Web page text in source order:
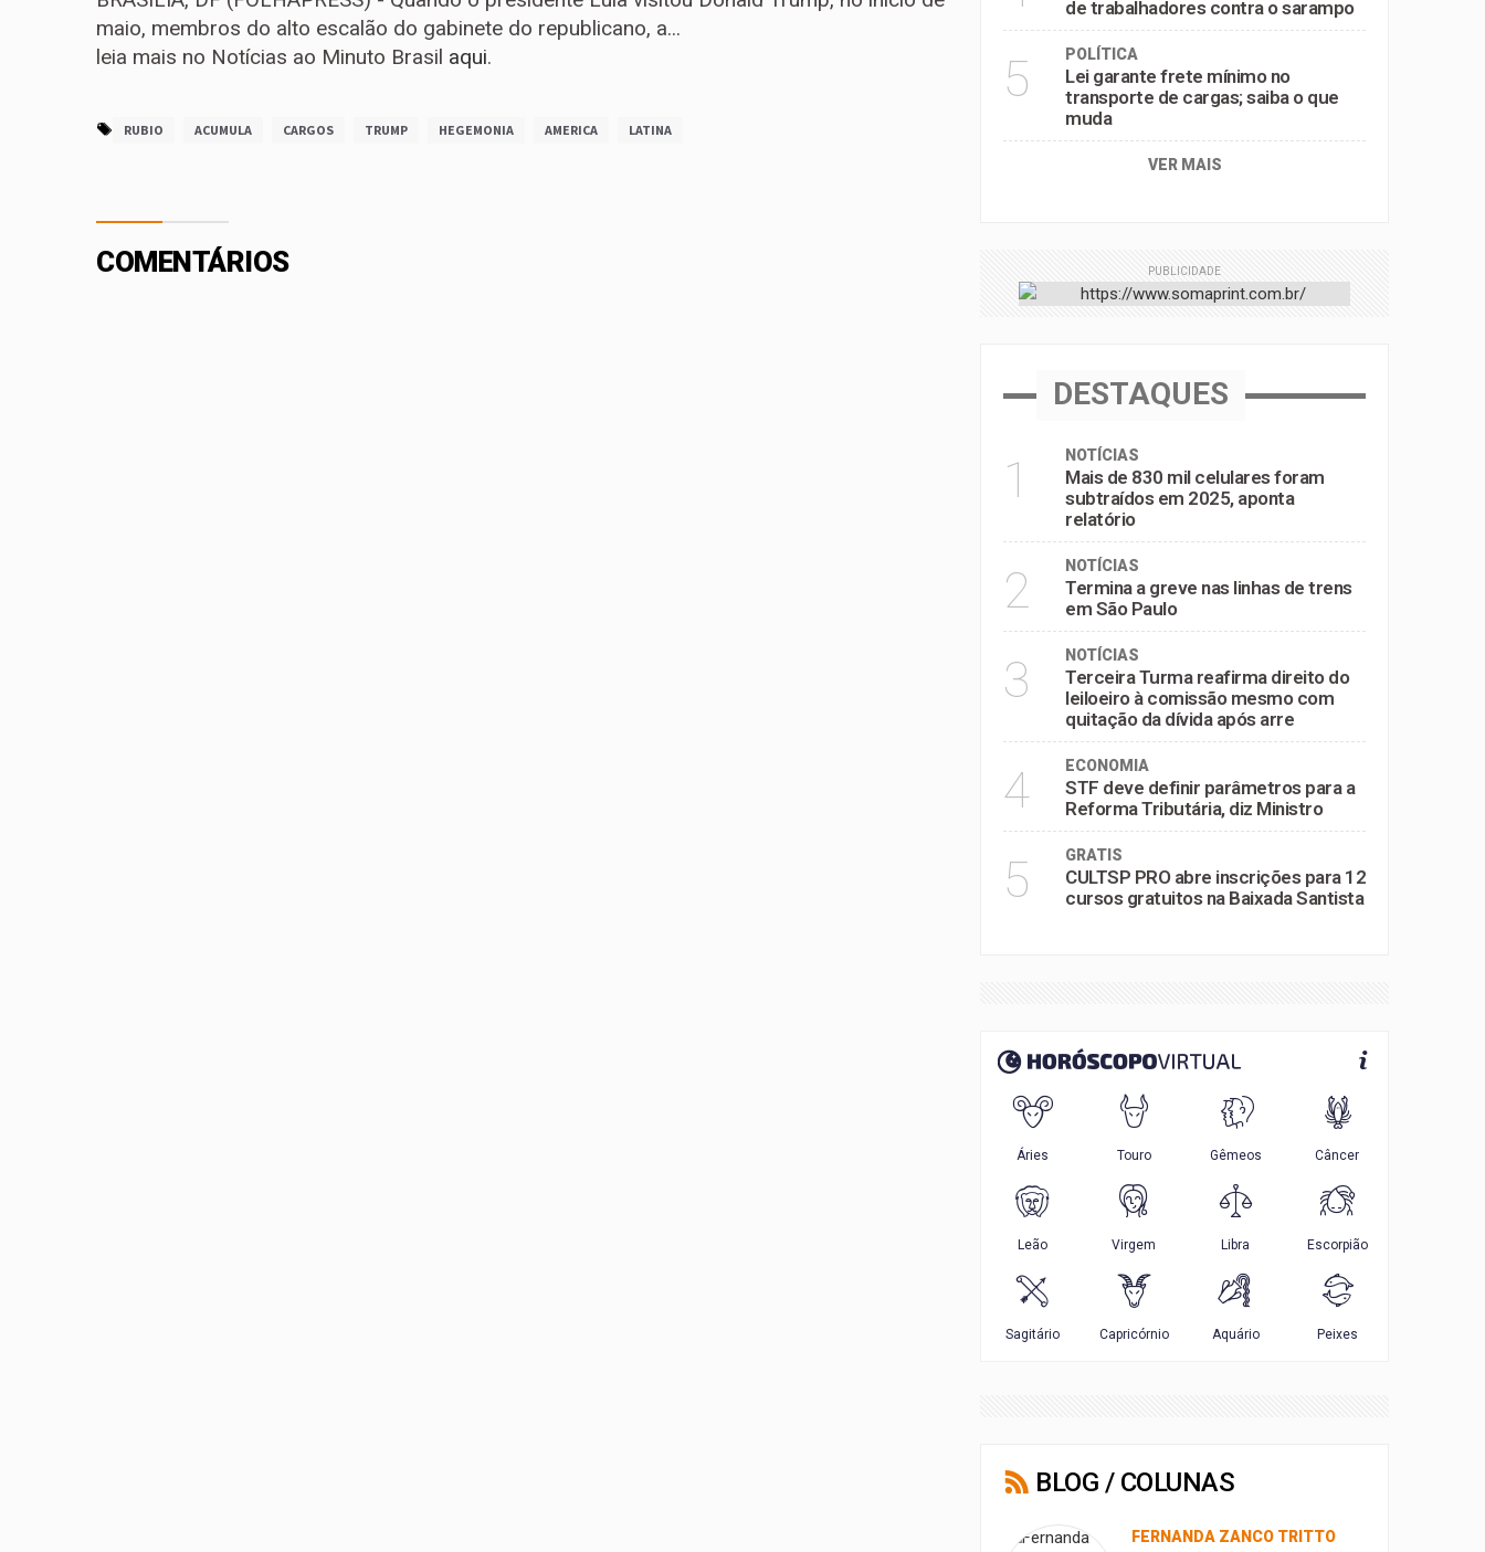
maio, membros do alto escalão do gabinete do republicano, a...
leia mais no Notícias ao Minuto Brasil aqui.
RUBIO ACUMULA CARGOS TRUMP HEGEMONIA AMERICA LATINA
COMENTÁRIOS
de trabalhadores contra o sarampo
5 POLÍTICA
Lei garante frete mínimo no
transporte de cargas; saiba o que
muda
VER MAIS
PUBLICIDADE
DESTAQUES
1 NOTÍCIAS
Mais de 830 mil celulares foram
subtraídos em 2025, aponta
relatório
2 NOTÍCIAS
Termina a greve nas linhas de trens
em São Paulo
3 NOTÍCIAS
Terceira Turma reafirma direito do
leiloeiro à comissão mesmo com
quitação da dívida após arre
4 ECONOMIA
STF deve definir parâmetros para a
Reforma Tributária, diz Ministro
5 GRATIS
CULTSP PRO abre inscrições para 12
cursos gratuitos na Baixada Santista
BLOG / COLUNAS
FERNANDA ZANCO TRITTO